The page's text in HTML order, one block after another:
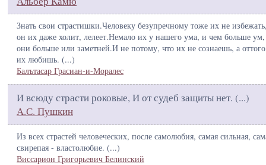
Знать свои страстишки.Человеку безупречному тоже их не
он их даже холит, лелеет.Немало их у нашего ума, и чем больше
они больше или заметней.И не потому, что их не сознаешь, а
их любишь. (...)
Балътасар Грасиан-и-Моралес
И всюду страсти роковые, И от судеб защиты нет. (...)
А.С. Пушкин
Из всех страстей человеческих, после самолюбия, самая сильная,
свирепая - властолюбие. (...)
Виссарион Григорьевич Белинский